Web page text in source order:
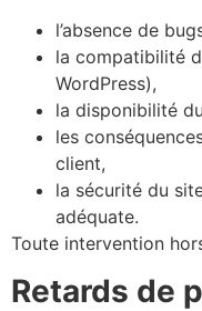
l’absence de
la compatibilité
WordPress),
la disponibilité
les
client,
la sécurité du
adéquate.
Toute intervention
Retards de